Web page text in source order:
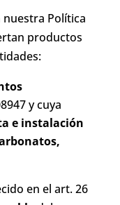
nuestra Política
productos
y cuya
e instalación
en el art. 26